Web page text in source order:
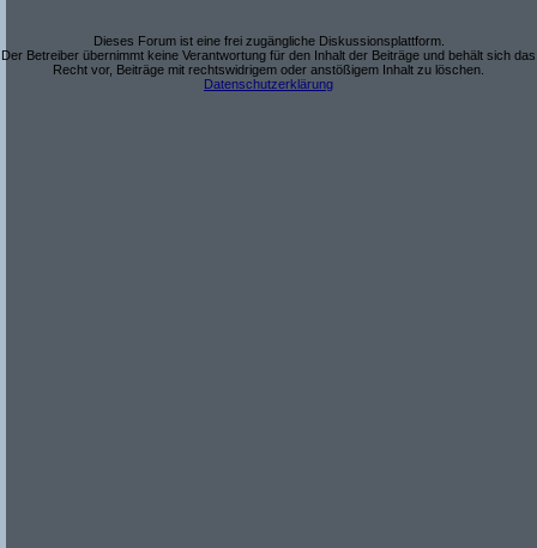
Dieses Forum ist eine frei zugängliche Diskussionsplattform.
Der Betreiber übernimmt keine Verantwortung für den Inhalt der Beiträge und behält sich das
Recht vor, Beiträge mit rechtswidrigem oder anstößigem Inhalt zu löschen.
Datenschutzerklärung